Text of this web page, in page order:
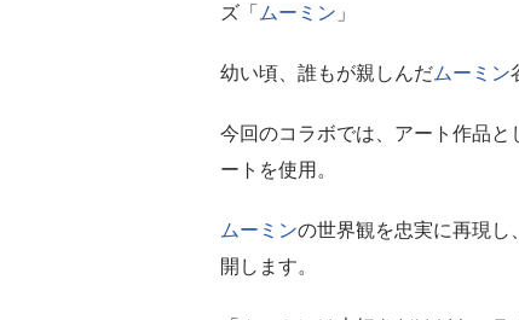
ズ「 ムーミン 」
幼い頃、誰もが親しんだムーミン
今回のコラボでは、アート作品
ートを使用。
ムーミンの世界観を忠実に再現し
開します。